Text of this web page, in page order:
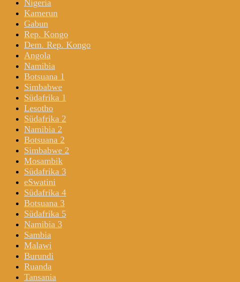
Nigeria
Kamerun
Gabun
Rep. Kongo
Dem. Rep. Kongo
Angola
Namibia
Botsuana 1
Simbabwe
Südafrika 1
Lesotho
Südafrika 2
Namibia 2
Botsuana 2
Simbabwe 2
Mosambik
Südafrika 3
eSwatini
Südafrika 4
Botsuana 3
Südafrika 5
Namibia 3
Sambia
Malawi
Burundi
Ruanda
Tansania